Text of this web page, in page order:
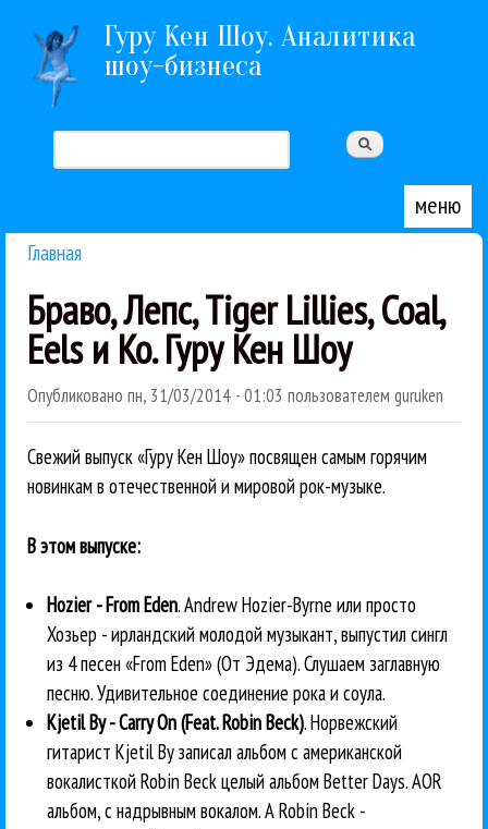
Перейти к основному содержанию
Гуру Кен Шоу. Аналитика
шоу-бизнеса
Форма поиска
меню
Главная
Браво, Лепс, Tiger Lillies, Coal,
Eels и Ко. Гуру Кен Шоу
Опубликовано пн, 31/03/2014 - 01:03 пользователем guruken
Свежий выпуск «Гуру Кен Шоу» посвящен самым горячим
новинкам в отечественной и мировой рок-музыке.
В этом выпуске:
Hozier - From Eden. Andrew Hozier-Byrne или просто
Хозьер - ирландский молодой музыкант, выпустил сингл
из 4 песен «From Eden» (От Эдема). Слушаем заглавную
песню. Удивительное соединение рока и соула.
Kjetil By - Carry On (Feat. Robin Beck). Норвежский
гитарист Kjetil By записал альбом с американской
вокалисткой Robin Beck целый альбом Better Days. AOR
альбом, с надрывным вокалом. А Robin Beck -